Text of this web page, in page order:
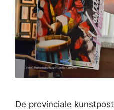
De provinciale